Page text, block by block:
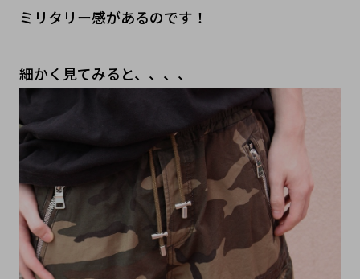
ミリタリー感があるのです！
細かく見てみると、、、、